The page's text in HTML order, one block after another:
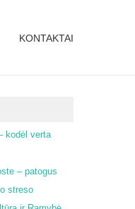
KONTAKTAI
kodėl verta
– patogus
streso